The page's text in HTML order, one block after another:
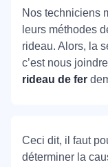
Nos techniciens
leurs méthodes
rideau. Alors, la
c’est nous
rideau de fer
Ceci dit, il faut
déterminer la